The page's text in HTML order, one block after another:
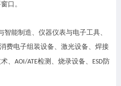
口。
智能制造、仪器仪表与电子工具、
费电子组装设备、 激光设备、焊接
、 AOI/ATE检测、烧录设备、 ESD防